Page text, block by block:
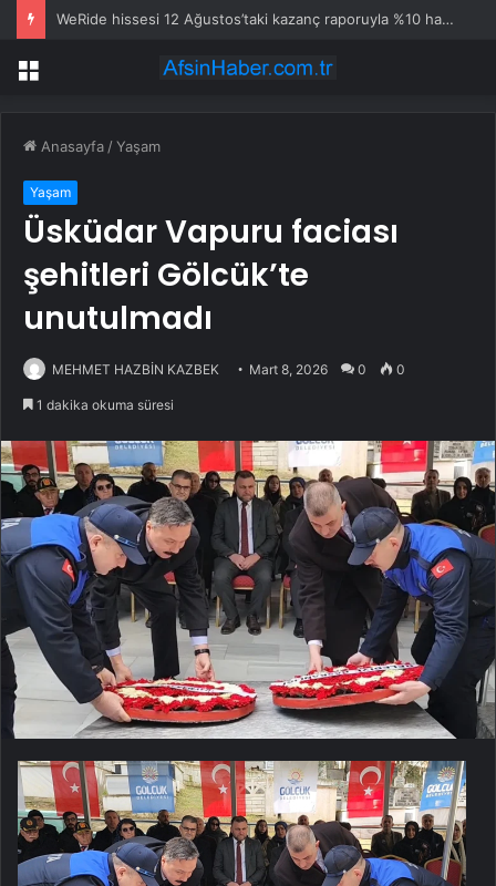
WeRide hissesi 12 Ağustos’taki kazanç raporuyla %10 hareket edebilir
Menü
Anasayfa /Yaşam
Yaşam
Üsküdar Vapuru faciası
şehitleri Gölcük’te
unutulmadı
MEHMET HAZBİN KAZBEK Mart 8, 2026 0 0
1 dakika okuma süresi